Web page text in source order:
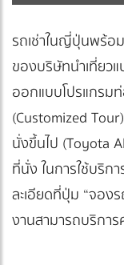
รถเช่าในญี่ปุ่นพร้อ
ของบริษัทนำเที่ยว
ออกแบบโปรแกรม
(Customized
นั่งขึ้นไป (Toyota
ที่นั่ง ในการใช้บริ
ละเอียดที่ปุ่ม “จอง
งานสามารถบริกา